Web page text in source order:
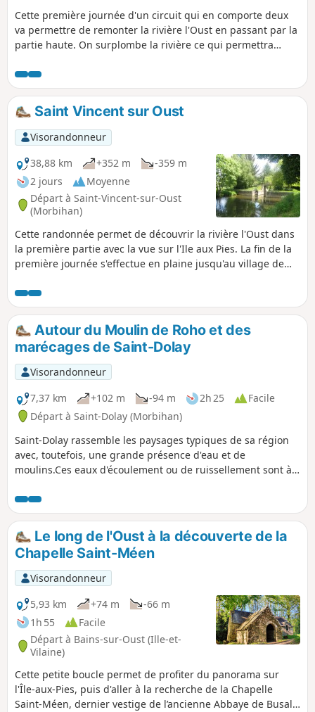
Cette première journée d'un circuit qui en comporte deux
va permettre de remonter la rivière l'Oust en passant par la
partie haute. On surplombe la rivière ce qui permettra
en forêt et prairies.
Saint Vincent sur Oust
Visorandonneur
38,88 km
+352 m
-359 m
2 jours
Moyenne
Départ à Saint-Vincent-sur-Oust
(Morbihan)
Cette randonnée permet de découvrir la rivière l'Oust dans
la première partie avec la vue sur l'Ile aux Pies. La fin de la
première journée s'effectue en plaine jusqu'au village de
permet de longer la rivière Oust sur l'autre rive. En passant
vers l'Ile aux Pies, certains pourront tenter l'accrobranche
ou la via ferrata. Très joli chemin avec alternance de forêts,
de landes, de chemins de hallage et très peu de route.
Autour du Moulin de Roho et des
marécages de Saint-Dolay
Visorandonneur
7,37 km
+102 m -94 m 2h 25
Facile
Départ à Saint-Dolay (Morbihan)
Saint-Dolay rassemble les paysages typiques de sa région
avec, toutefois, une grande présence d'eau et de
moulins.Ces eaux d'écoulement ou de ruissellement sont à
Roho.Cette boucle est une partie du PR®® nommé la Boucle
du Marais de Roho.
Le long de l'Oust à la découverte de la
Chapelle Saint-Méen
Visorandonneur
5,93 km
+74 m
-66 m
1h 55
Facile
Départ à Bains-sur-Oust (Ille-et-
Vilaine)
Cette petite boucle permet de profiter du panorama sur
l'Île-aux-Pies, puis d'aller à la recherche de la Chapelle
Saint-Méen, dernier vestige de l’ancienne Abbaye de Busal.